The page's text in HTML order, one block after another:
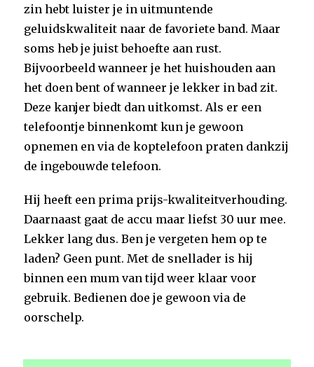
zin hebt luister je in uitmuntende
geluidskwaliteit naar de favoriete band. Maar
soms heb je juist behoefte aan rust.
Bijvoorbeeld wanneer je het huishouden aan
het doen bent of wanneer je lekker in bad zit.
Deze kanjer biedt dan uitkomst. Als er een
telefoontje binnenkomt kun je gewoon
opnemen en via de koptelefoon praten dankzij
de ingebouwde telefoon.
Hij heeft een prima prijs-kwaliteitverhouding.
Daarnaast gaat de accu maar liefst 30 uur mee.
Lekker lang dus. Ben je vergeten hem op te
laden? Geen punt. Met de snellader is hij
binnen een mum van tijd weer klaar voor
gebruik. Bedienen doe je gewoon via de
oorschelp.